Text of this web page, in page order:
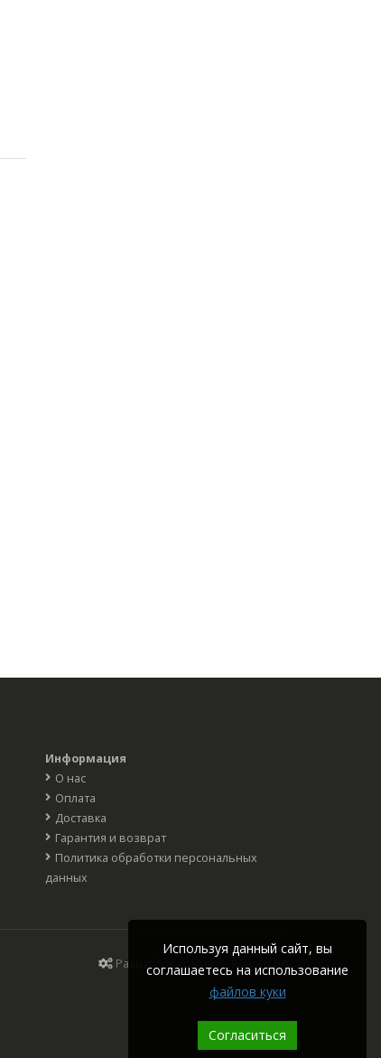
Используя данный сайт, вы
соглашаетесь на использование
файлов куки
Согласиться
Информация
О нас
Оплата
Доставка
Гарантия и возврат
Политика обработки персональных
данных
Разработка сайта — Вангер.рф